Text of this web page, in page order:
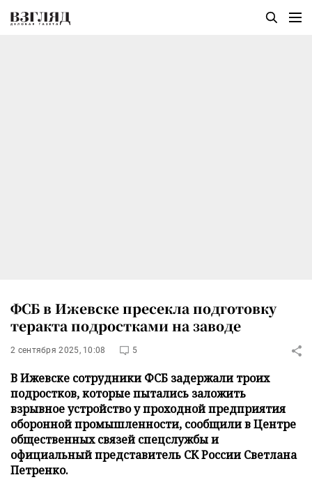
ФСБ в Ижевске пресекла подготовку
теракта подростками на заводе
2 сентября 2025, 10:08 5
В Ижевске сотрудники ФСБ задержали троих
подростков, которые пытались заложить
взрывное устройство у проходной предприятия
оборонной промышленности, сообщили в Центре
общественных связей спецслужбы и
официальный представитель СК России Светлана
Петренко.